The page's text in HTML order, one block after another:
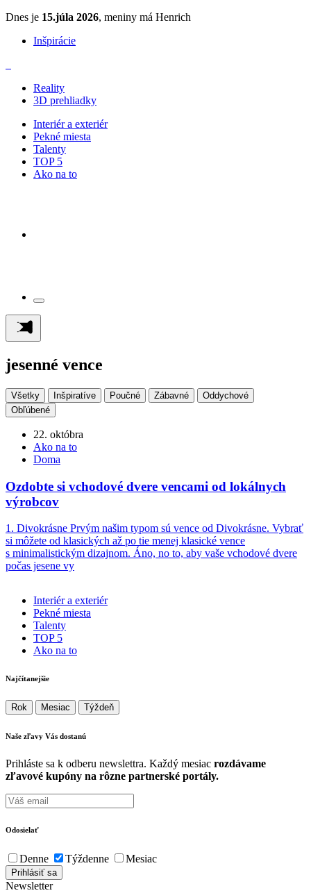
Dnes je 15.júla 2026, meniny má Henrich
Inšpirácie
Reality
3D prehliadky
Interiér a exteriér
Pekné miesta
Talenty
TOP 5
Ako na to
jesenné vence
Všetky Inšpiratíve Poučné Zábavné
Oddychové
Obľúbené
22. októbra
Ako na to
Doma
Ozdobte si vchodové dvere vencami od lokálnych
výrobcov
1. Divokrásne Prvým našim typom sú vence od Divokrásne. Vybrať
si môžete od klasických až po tie menej klasické vence
s minimalistickým dizajnom. Áno, no to, aby vaše vchodové dvere
počas jesene vy
Interiér a exteriér
Pekné miesta
Talenty
TOP 5
Ako na to
Najčítanejšie
Rok Mesiac Týždeň
Naše zľavy Vás dostanú
Prihláste sa k odberu newslettra. Každý mesiac rozdávame
zľavové kupóny na rôzne partnerské portály.
Odosielať
Denne Týždenne Mesiac
Newsletter